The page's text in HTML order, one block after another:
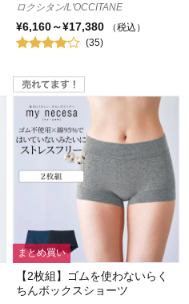
ロクシタン/L'OCCITANE
¥6,160～¥17,380
（税込）
(35)
まとめ買い
【2枚組】ゴムを使わないらく
ちんボックスショーツ